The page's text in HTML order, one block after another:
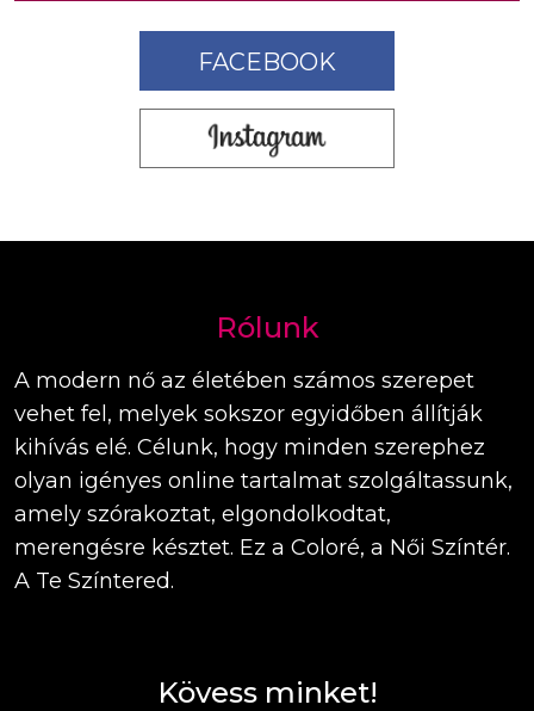
FACEBOOK
Rólunk
A modern nő az életében számos szerepet
vehet fel, melyek sokszor egyidőben állítják
kihívás elé. Célunk, hogy minden szerephez
olyan igényes online tartalmat szolgáltassunk,
amely szórakoztat, elgondolkodtat,
merengésre késztet. Ez a Coloré, a Női Színtér.
A Te Színtered.
Kövess minket!